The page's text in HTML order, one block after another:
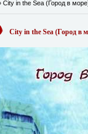
City in the Sea (Город в
City in the Sea (Город в